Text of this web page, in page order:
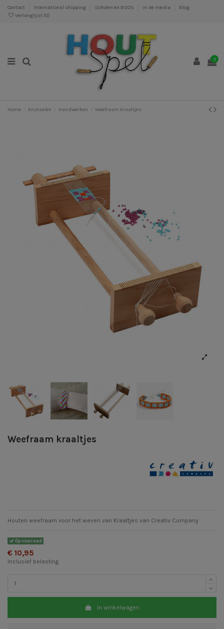
Contact International shipping Scholen en BSO's In de media
Blog
Verlanglijst (0)
0
Home Knutselen Handwerken Weefraam kraaltjes
Weefraam kraaltjes
Houten weefraam voor het weven van Kraaltjes van Creativ Company
Op voorraad
€ 10,95
Inclusief belasting
In winkelwagen